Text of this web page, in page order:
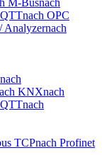
M-Busnach
nach OPC
Analyzernach
nach
KNXnach
nach
TCPnach Profinet